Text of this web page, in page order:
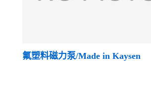
氟塑料磁力泵/Made in Kaysen